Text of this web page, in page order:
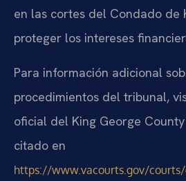
en las cortes del Condado de
proteger los intereses
Para información adicional
procedimientos del tribunal,
oficial del King George
citado en
https://www.vacourts.gov/